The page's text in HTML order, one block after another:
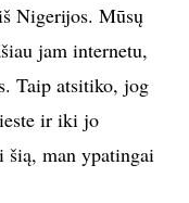
Nigerijos. Mūsų
jam internetu,
Taip atsitiko, jog
ir iki jo
man ypatingai